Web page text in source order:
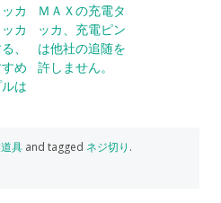
カ
カ
、
め
は
ＭＡＸの充電タ
ッカ、充電ピン
は他社の追随を
許しません。
具 and tagged ネジ切り .